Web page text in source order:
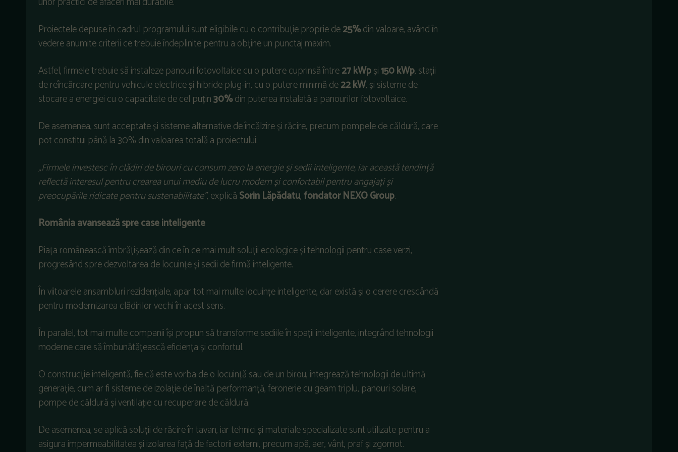
Proiectele depuse în cadrul programului sunt eligibile cu o contribuție proprie de25%din valoare, având în
vedere anumite criterii ce trebuie îndeplinite pentru a obține un punctaj maxim.
Astfel, firmele trebuie să instaleze panouri fotovoltaice cu o putere cuprinsă între27 kWpși150 kWp, stații
de reîncărcare pentru vehicule electrice și hibride plug-in, cu o putere minimă de22 kW, și sisteme de
stocare a energiei cu o capacitate de cel puțin30%din puterea instalată a panourilor fotovoltaice.
De asemenea, sunt acceptate și sisteme alternative de încălzire și răcire, precum pompele de căldură, care
pot constitui până la 30% din valoarea totală a proiectului.
„Firmele investesc în clădiri de birouri cu consum zero la energie și sedii inteligente, iar această tendință
reflectă interesul pentru crearea unui mediu de lucru modern și confortabil pentru angajați și
preocupările ridicate pentru sustenabilitate”, explicăSorin Lăpădatu,fondator NEXO Group.
România avansează spre case inteligente
Piața românească îmbrățișează din ce în ce mai mult soluții ecologice și tehnologii pentru case verzi,
progresând spre dezvoltarea de locuințe și sedii de firmă inteligente.
În viitoarele ansambluri rezidențiale, apar tot mai multe locuințe inteligente, dar există și o cerere crescândă
pentru modernizarea clădirilor vechi în acest sens.
În paralel, tot mai multe companii își propun să transforme sediile în spații inteligente, integrând tehnologii
moderne care să îmbunătățească eficiența și confortul.
O construcție inteligentă, fie că este vorba de o locuință sau de un birou, integrează tehnologii de ultimă
generație, cum ar fi sisteme de izolație de înaltă performanță, feronerie cu geam triplu, panouri solare,
pompe de căldură și ventilație cu recuperare de căldură.
De asemenea, se aplică soluții de răcire în tavan, iar tehnici și materiale specializate sunt utilizate pentru a
asigura impermeabilitatea și izolarea față de factorii externi, precum apă, aer, vânt, praf și zgomot.